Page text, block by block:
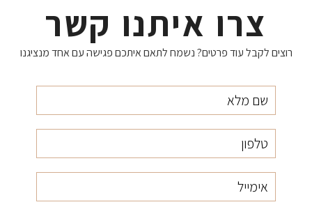
צרו איתנו קשר
רוצים לקבל עוד פרטים? נשמח לתאם איתכם פגישה עם אחד מנציגנו
שם
מלא
טלפון
אימייל